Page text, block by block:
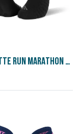
CHAUSSETTE RUN MARATHON NOIR/GRIS